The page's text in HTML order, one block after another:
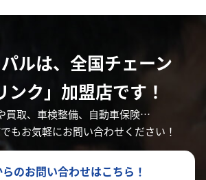
ルは、全国チェーン
ンク」加盟店です！
買取、車検整備、自動車保険…
もお気軽にお問い合わせください！
のお問い合わせはこちら！